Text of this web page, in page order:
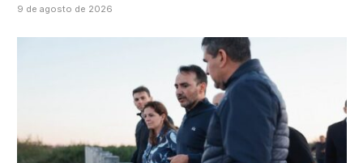
9 de agosto de 2026